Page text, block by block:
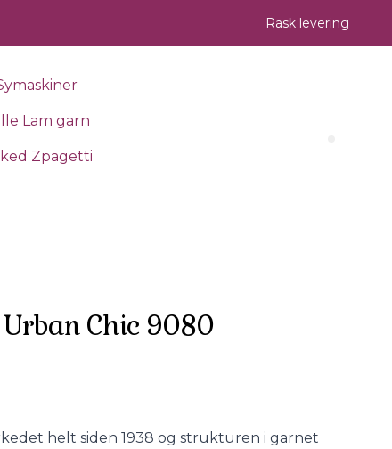
Rask levering
Lam garn
Zpagetti
Chic 9080
helt siden 1938 og strukturen i garnet